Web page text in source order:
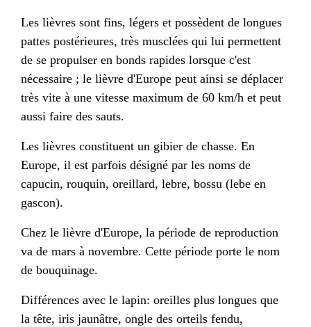
Les lièvres sont fins, légers et possèdent de longues
pattes postérieures, très musclées qui lui permettent
de se propulser en bonds rapides lorsque c'est
nécessaire ; le lièvre d'Europe peut ainsi se déplacer
très vite à une vitesse maximum de 60 km/h et peut
aussi faire des sauts.
Les lièvres constituent un gibier de chasse. En
Europe, il est parfois désigné par les noms de
capucin, rouquin, oreillard, lebre, bossu (lebe en
gascon).
Chez le lièvre d'Europe, la période de reproduction
va de mars à novembre. Cette période porte le nom
de bouquinage.
Différences avec le lapin: oreilles plus longues que
la tête, iris jaunâtre, ongle des orteils fendu,